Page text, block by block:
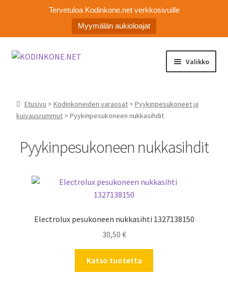
Tervetuloa Kodinkone.net verkkosivuille
Myymälän aukioloajat
Siirry
Siirry
Valikko
Ota yhteyttä
Myymälä
Etusivu > Kodinkoneiden varaosat> Pyykinpesukoneet ja
kuivausrummut > Pyykinpesukoneen nukkasihdit
Pyykinpesukoneen nukkasihdit
Electrolux pesukoneen nukkasihti 1327138150
30,50 €
Katso tuotetta